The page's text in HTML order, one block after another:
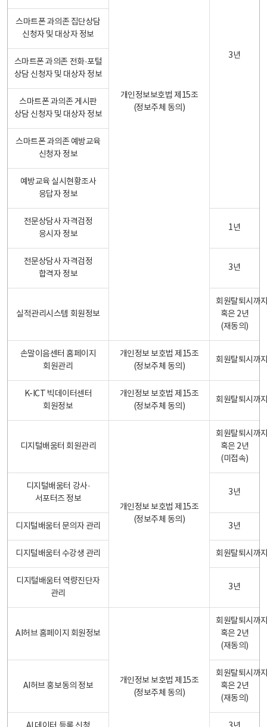
개인정보보호법 제15조
(정보주체 동의)
3년
스마트폰 과의존 집단상담
신청자 및 대상자 정보
스마트폰 과의존 전화·포털
상담 신청자 및 대상자 정보
스마트폰 과의존 게시판
상담 신청자 및 대상자 정보
스마트폰 과의존 예방교육
신청자 정보
예방교육 실시현황조사
응답자 정보
전문상담사 자격검정
응시자 정보
1년
전문상담사 자격검정
합격자 정보
3년
실적관리시스템 회원정보
회원탈퇴시까
혹은 2년
(재동의)
손말이음센터 홈페이지
회원관리
개인정보 보호법 제15조
(정보주체 동의)
회원탈퇴시까
K-ICT 빅데이터센터
회원정보
개인정보 보호법 제15조
(정보주체 동의)
회원탈퇴시까
디지털배움터 회원관리
개인정보 보호법 제15조
(정보주체 동의)
회원탈퇴시까
혹은 2년
(미접속)
디지털배움터 강사·
서포터즈 정보
3년
디지털배움터 문의자 관리 3년
디지털배움터 수강생 관리 회원탈퇴시까
디지털배움터 역량진단자
관리
3년
AI허브 홈페이지 회원정보
개인정보 보호법 제15조
(정보주체 동의)
회원탈퇴시까
혹은 2년
(재동의)
AI허브 홍보동의 정보
회원탈퇴시까
혹은 2년
(재동의)